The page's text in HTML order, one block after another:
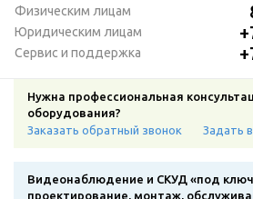
Физическим лицам
Юридическим лицам
Сервис и поддержка
Нужна профессиональная
оборудования?
Заказать обратный звонок
Задать
Видеонаблюдение и СКУД «под
проектирование, монтаж,